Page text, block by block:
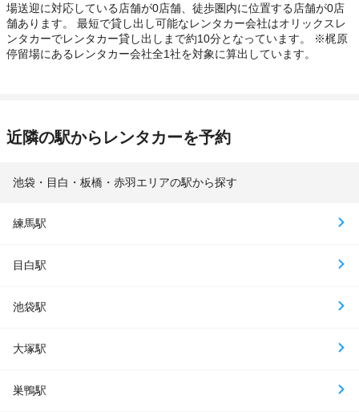
場送迎に対応している店舗が0店舗、徒歩圏内に位置する店舗が0店
舗あります。 最短で貸し出し可能なレンタカー会社はオリックスレ
ンタカーでレンタカー貸し出しまで約10分となっています。 ※梶原
停留場にあるレンタカー会社全1社を対象に算出しています。
近隣の駅からレンタカーを予約
池袋・目白・板橋・赤羽エリアの駅から探す
練馬駅
目白駅
池袋駅
大塚駅
巣鴨駅